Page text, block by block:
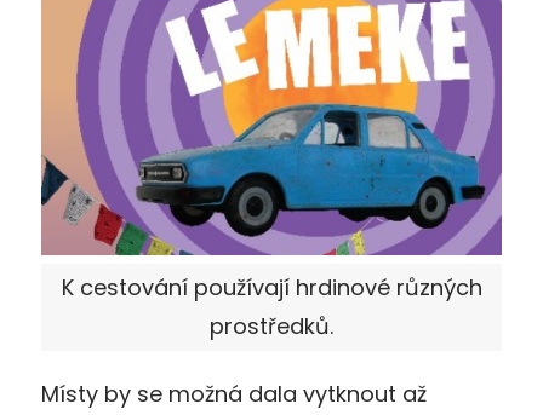
K cestování používají hrdinové různých
prostředků.
Místy by se možná dala vytknout až